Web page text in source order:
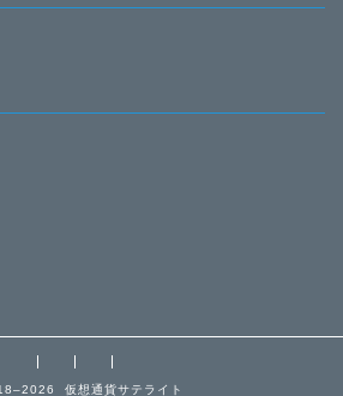
仮想通貨サテライト